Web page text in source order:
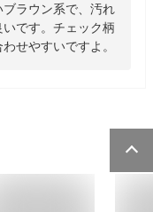
ラウン系で、汚れ
です。チェック柄
せやすいですよ。